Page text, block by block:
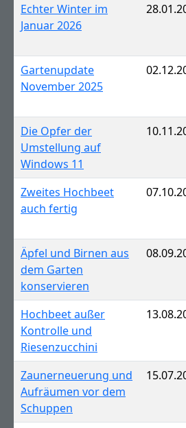
Echter Winter im
Januar 2026
Gartenupdate
November 2025
Die Opfer der
Umstellung auf
Windows 11
Zweites Hochbeet
auch fertig
Äpfel und Birnen aus
dem Garten
konservieren
Hochbeet außer
Kontrolle und
Riesenzucchini
Zaunerneuerung und
Aufräumen vor dem
Schuppen